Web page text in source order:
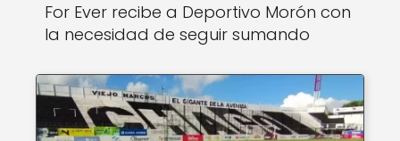
For Ever recibe a Deportivo Morón con
la necesidad de seguir sumando